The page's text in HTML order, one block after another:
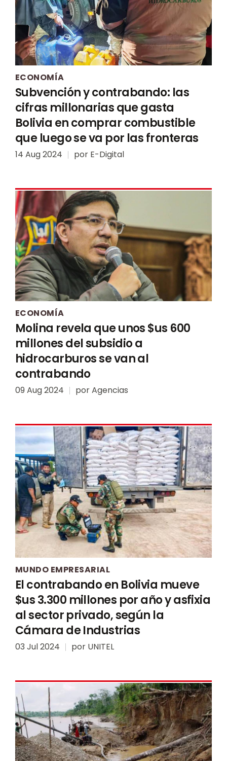
ECONOMÍA
Subvención y contrabando: las
cifras millonarias que gasta
Bolivia en comprar combustible
que luego se va por las fronteras
14 Aug 2024 por E-Digital
ECONOMÍA
Molina revela que unos $us 600
millones del subsidio a
hidrocarburos se van al
contrabando
09 Aug 2024 porAgencias
MUNDO EMPRESARIAL
El contrabando en Bolivia mueve
$us 3.300 millones por año y asfixia
al sector privado, según la
Cámara de Industrias
03 Jul 2024 por UNITEL